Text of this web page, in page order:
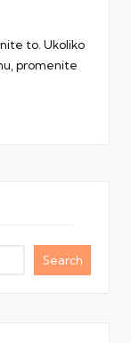
to. Ukoliko
promenite
Search